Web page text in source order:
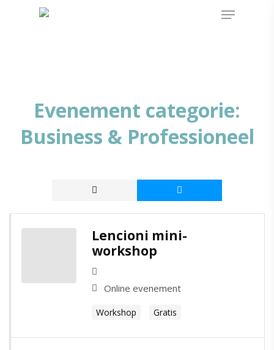
Evenement categorie:
Business & Professioneel
Lencioni mini-
workshop
Online evenement
Workshop Gratis